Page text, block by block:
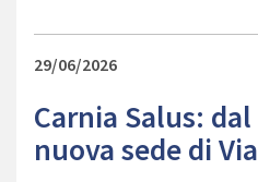
29/06/2026
Carnia Salus:
nuova sede di